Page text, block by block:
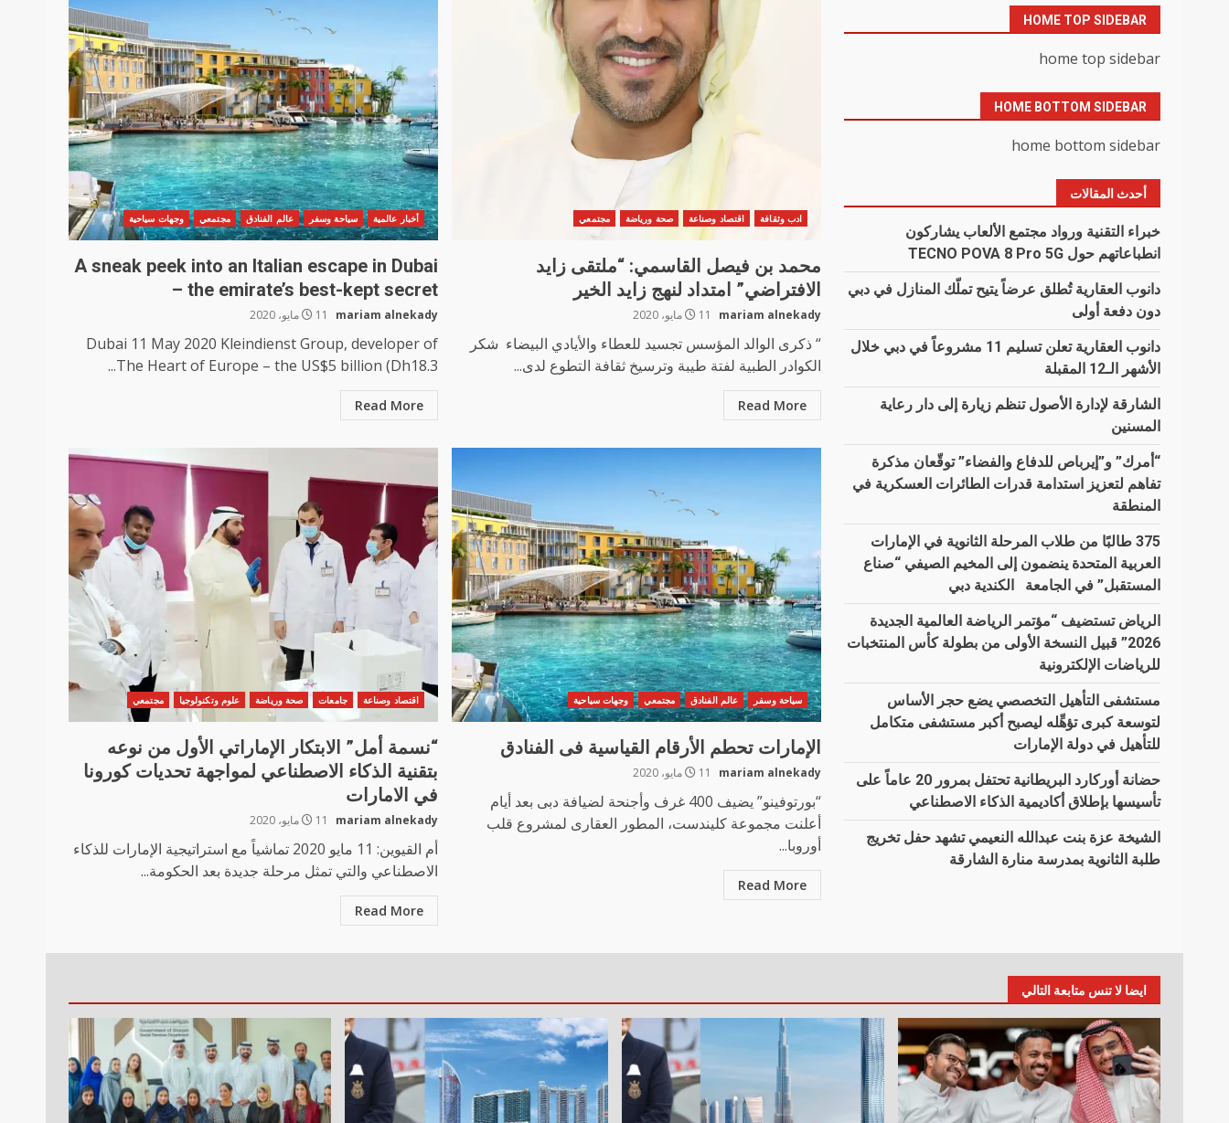
ادب وثقافة اقتصاد وصناعة صحة ورياضة مجتمعي
محمد بن فيصل القاسمي: “ملتقى زايد
الافتراضي” امتداد لنهج زايد الخير
mariam alnekady 11 مايو، 2020
“ ذكرى الوالد المؤسس تجسيد للعطاء والأيادي البيضاء شكر
الكوادر الطبية لفتة طيبة وترسيخ ثقافة التطوع لدى...
Read More
أخبار عالمية سياحة وسفر عالم الفنادق مجتمعي وجهات سياحية
A sneak peek into an Italian escape in Dubai
– the emirate’s best-kept secret
mariam alnekady 11 مايو، 2020
Dubai 11 May 2020 Kleindienst Group, developer of
The Heart of Europe – the US$5 billion (Dh18.3...
Read More
سياحة وسفر عالم الفنادق مجتمعي وجهات سياحية
الإمارات تحطم الأرقام القياسية فى الفنادق
mariam alnekady 11 مايو، 2020
“بورتوفينو” يضيف 400 غرف وأجنحة لضيافة دبى بعد أيام
أعلنت مجموعة كليندست، المطور العقارى لمشروع قلب
أوروبا...
Read More
اقتصاد وصناعة جامعات صحة ورياضة علوم وتكنولوجيا مجتمعي
“نسمة أمل” الابتكار الإماراتي الأول من نوعه
بتقنية الذكاء الاصطناعي لمواجهة تحديات كورونا
في الامارات
mariam alnekady 11 مايو، 2020
أم القيوين: 11 مايو 2020 تماشياً مع استراتيجية الإمارات للذكاء
الاصطناعي والتي تمثل مرحلة جديدة بعد الحكومة...
Read More
HOME TOP SIDEBAR
home top sidebar
HOME BOTTOM SIDEBAR
home bottom sidebar
أحدث المقالات
خبراء التقنية ورواد مجتمع الألعاب يشاركون
انطباعاتهم حول TECNO POVA 8 Pro 5G
دانوب العقارية تُطلق عرضاً يتيح تملّك المنازل في دبي
دون دفعة أولى
دانوب العقارية تعلن تسليم 11 مشروعاً في دبي خلال
الأشهر الـ12 المقبلة
الشارقة لإدارة الأصول تنظم زيارة إلى دار رعاية
المسنين
“أمرك” و”إيرباص للدفاع والفضاء” توقّعان مذكرة
تفاهم لتعزيز استدامة قدرات الطائرات العسكرية في
المنطقة
375 طالبًا من طلاب المرحلة الثانوية في الإمارات
العربية المتحدة ينضمون إلى المخيم الصيفي “صناع
المستقبل” في الجامعة الكندية دبي
الرياض تستضيف “مؤتمر الرياضة العالمية الجديدة
2026” قبيل النسخة الأولى من بطولة كأس المنتخبات
للرياضات الإلكترونية
مستشفى التأهيل التخصصي يضع حجر الأساس
لتوسعة كبرى تؤهِّله ليصبح أكبر مستشفى متكامل
للتأهيل في دولة الإمارات
حضانة أوركارد البريطانية تحتفل بمرور 20 عاماً على
تأسيسها بإطلاق أكاديمية الذكاء الاصطناعي
الشيخة عزة بنت عبدالله النعيمي تشهد حفل تخريج
طلبة الثانوية بمدرسة منارة الشارقة
ايضا لا تنس متابعة التالي